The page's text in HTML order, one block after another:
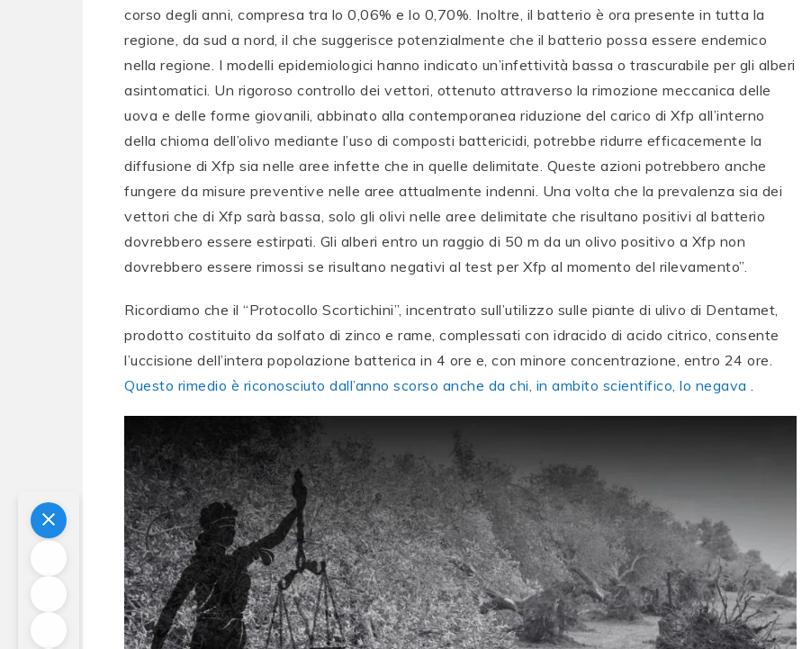
corso degli anni, compresa tra lo 0,06% e lo 0,70%. Inoltre, il batterio è ora presente in tutta la
regione, da sud a nord, il che suggerisce potenzialmente che il batterio possa essere endemico
nella regione. I modelli epidemiologici hanno indicato un’infettività bassa o trascurabile per gli alberi
asintomatici. Un rigoroso controllo dei vettori, ottenuto attraverso la rimozione meccanica delle
uova e delle forme giovanili, abbinato alla contemporanea riduzione del carico di Xfp all’interno
della chioma dell’olivo mediante l’uso di composti battericidi, potrebbe ridurre efficacemente la
diffusione di Xfp sia nelle aree infette che in quelle delimitate. Queste azioni potrebbero anche
fungere da misure preventive nelle aree attualmente indenni. Una volta che la prevalenza sia dei
vettori che di Xfp sarà bassa, solo gli olivi nelle aree delimitate che risultano positivi al batterio
dovrebbero essere estirpati. Gli alberi entro un raggio di 50 m da un olivo positivo a Xfp non
dovrebbero essere rimossi se risultano negativi al test per Xfp al momento del rilevamento”.
Ricordiamo che il “Protocollo Scortichini”, incentrato sull’utilizzo sulle piante di ulivo di Dentamet,
prodotto costituito da solfato di zinco e rame, complessati con idracido di acido citrico, consente
l’uccisione dell’intera popolazione batterica in 4 ore e, con minore concentrazione, entro 24 ore.
Questo rimedio è riconosciuto dall’anno scorso anche da chi, in ambito scientifico, lo negava.